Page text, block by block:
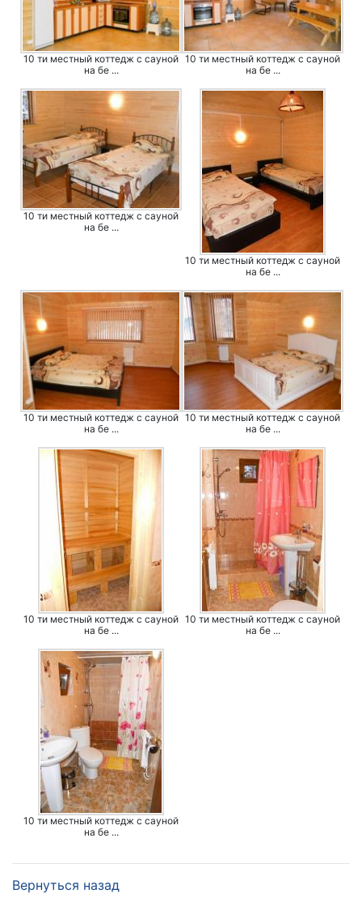
10 ти местный коттедж с сауной
на бе ...
10 ти местный коттедж с сауной
на бе ...
10 ти местный коттедж с сауной
на бе ...
10 ти местный коттедж с сауной
на бе ...
10 ти местный коттедж с сауной
на бе ...
10 ти местный коттедж с сауной
на бе ...
10 ти местный коттедж с сауной
на бе ...
10 ти местный коттедж с сауной
на бе ...
10 ти местный коттедж с сауной
на бе ...
Вернуться назад